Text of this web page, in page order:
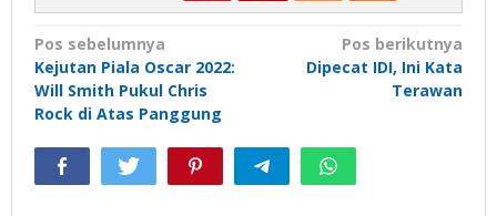
Navigasi
pos
Pos sebelumnya
Kejutan Piala Oscar 2022:
Will Smith Pukul Chris
Rock di Atas Panggung
Pos berikutnya
Dipecat IDI, Ini Kata
Terawan